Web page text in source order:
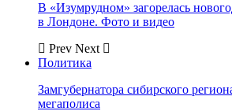
В «Изумрудном» загорелась
в Лондоне. Фото и видео
Prev Next
Политика
Замгубернатора сибирского
мегаполиса